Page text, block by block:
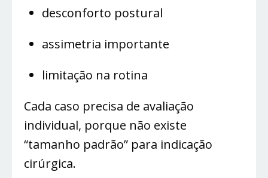
desconforto postural
assimetria importante
limitação na rotina
Cada caso precisa de avaliação
individual, porque não existe
“tamanho padrão” para indicação
cirúrgica.